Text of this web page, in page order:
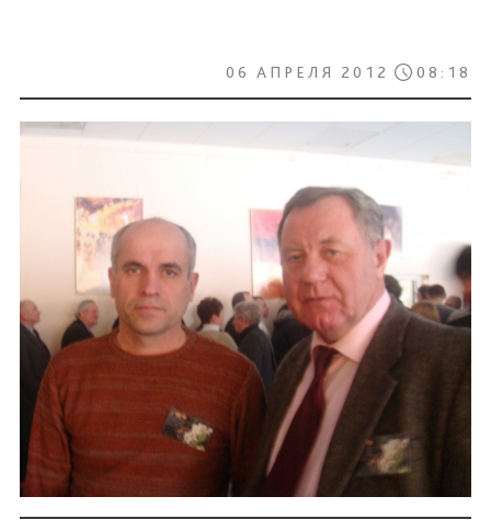
06 АПРЕЛЯ 2012 08:18